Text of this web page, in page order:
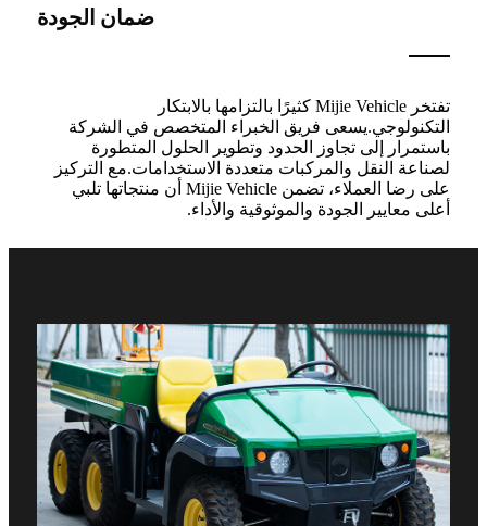
ضمان الجودة
تفتخر Mijie Vehicle كثيرًا بالتزامها بالابتكار
التكنولوجي.يسعى فريق الخبراء المتخصص في الشركة
باستمرار إلى تجاوز الحدود وتطوير الحلول المتطورة
لصناعة النقل والمركبات متعددة الاستخدامات.مع التركيز
على رضا العملاء، تضمن Mijie Vehicle أن منتجاتها تلبي
أعلى معايير الجودة والموثوقية والأداء.